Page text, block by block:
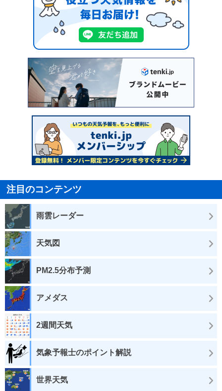
注目のコンテンツ
雨雲レーダー
天気図
PM2.5分布予測
アメダス
2週間天気
気象予報士のポイント解説
世界天気